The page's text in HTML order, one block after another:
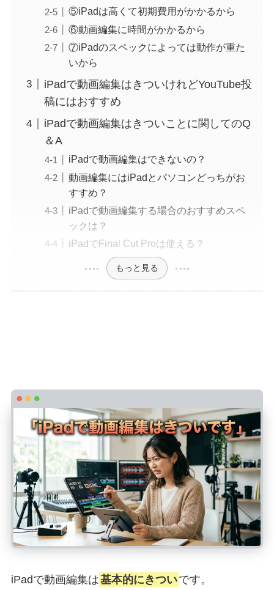
⑤iPadは高くて初期費用がかかるから
⑥動画編集に時間がかかるから
⑦iPadのスペックによっては動作が重た
いから
iPadで動画編集はきついけれどYouTube投
稿にはおすすめ
iPadで動画編集はきついことに関してのQ
＆A
iPadで動画編集はできないの？
動画編集にはiPadとパソコンどっちがお
すすめ？
iPadで動画編集する場合のおすすめスペ
ックは？
iPadでFinal Cut Proは使える？
もっと見る
iPadで動画編集は基本的にきついです。